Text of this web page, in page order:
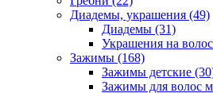
Диадемы, украшения (49)
Диадемы (31)
Украшения на
Зажимы (168)
Зажимы детские
Зажимы для волос